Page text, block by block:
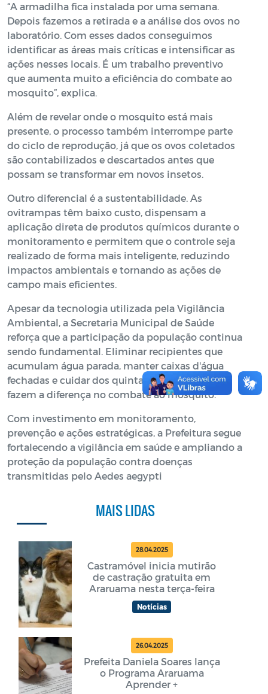
“A armadilha fica instalada por uma semana.
Depois fazemos a retirada e a análise dos ovos no
laboratório. Com esses dados conseguimos
identificar as áreas mais críticas e intensificar as
ações nesses locais. É um trabalho preventivo
que aumenta muito a eficiência do combate ao
mosquito”, explica.
Além de revelar onde o mosquito está mais
presente, o processo também interrompe parte
do ciclo de reprodução, já que os ovos coletados
são contabilizados e descartados antes que
possam se transformar em novos insetos.
Outro diferencial é a sustentabilidade. As
ovitrampas têm baixo custo, dispensam a
aplicação direta de produtos químicos durante o
monitoramento e permitem que o controle seja
realizado de forma mais inteligente, reduzindo
impactos ambientais e tornando as ações de
campo mais eficientes.
Apesar da tecnologia utilizada pela Vigilância
Ambiental, a Secretaria Municipal de Saúde
reforça que a participação da população continua
sendo fundamental. Eliminar recipientes que
acumulam água parada, manter caixas d'água
fechadas e cuidar dos quintais são atitudes que
fazem a diferença no combate ao mosquito.
Com investimento em monitoramento,
prevenção e ações estratégicas, a Prefeitura segue
fortalecendo a vigilância em saúde e ampliando a
proteção da população contra doenças
transmitidas pelo Aedes aegypti
MAIS LIDAS
28.04.2025
Castramóvel inicia mutirão
de castração gratuita em
Araruama nesta terça-feira
Notícias
26.04.2025
Prefeita Daniela Soares lança
o Programa Araruama
Aprender +